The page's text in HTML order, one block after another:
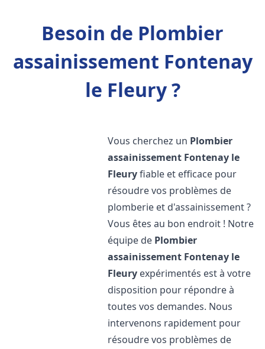
Besoin de Plombier
assainissement Fontenay
le Fleury ?
Vous cherchez un Plombier
assainissement Fontenay le
Fleuryfiable et efficace pour
résoudre vos problèmes de
plomberie et d'assainissement ?
Vous êtes au bon endroit ! Notre
équipe de Plombier
assainissement Fontenay le
Fleury expérimentés est à votre
disposition pour répondre à
toutes vos demandes. Nous
intervenons rapidement pour
résoudre vos problèmes de